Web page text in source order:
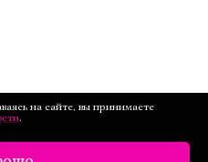
на сайте, вы принимаете
.